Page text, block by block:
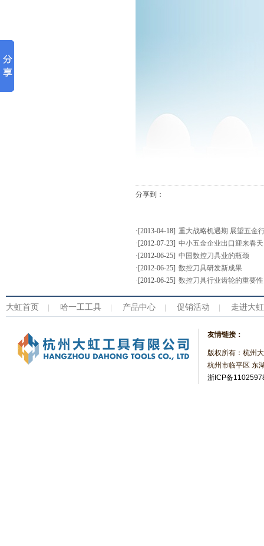
分享到：
·[2013-04-18] 重大战略机遇期 展望五金
·[2012-07-23] 中小五金企业出口迎来春天
·[2012-06-25] 中国数控刀具业的瓶颈
·[2012-06-25] 数控刀具研发新成果
·[2012-06-25] 数控刀具行业齿轮的重要性
大虹首页 哈一工工具 产品中心 促销活动 走进大虹
友情链接：
版权所有：杭州
杭州市临平区 东
浙ICP备